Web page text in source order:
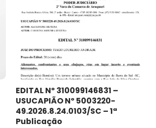
EDITAL Nº 310099146831 –
USUCAPIÃO Nº 5003220-
49.2026.8.24.0103/SC – 1ª
Publicação